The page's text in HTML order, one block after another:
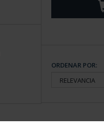
ORDENAR POR: